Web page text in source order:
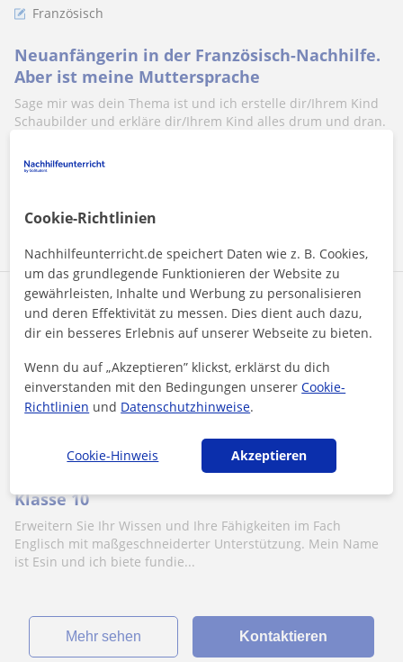
Französisch
Neuanfängerin in der Französisch-Nachhilfe.
Aber ist meine Muttersprache
Sage mir was dein Thema ist und ich erstelle dir/Ihrem Kind
Schaubilder und erkläre dir/Ihrem Kind alles drum und dran.
Mehr sehen
17€/h 1. Lektion kostenlos
Esin
Knittlingen, Bretten, Maulbro...
Ich biete Nachhilfe im Fach Englisch bis
Klasse 10
Erweitern Sie Ihr Wissen und Ihre Fähigkeiten im Fach
Englisch mit maßgeschneiderter Unterstützung. Mein Name
ist Esin und ich biete fundie...
Mehr sehen Kontaktieren
Cookie-Richtlinien
Nachhilfeunterricht.de speichert Daten wie z. B. Cookies,
um das grundlegende Funktionieren der Website zu
gewährleisten, Inhalte und Werbung zu personalisieren
und deren Effektivität zu messen. Dies dient auch dazu,
dir ein besseres Erlebnis auf unserer Webseite zu bieten.
Wenn du auf „Akzeptieren” klickst, erklärst du dich
einverstanden mit den Bedingungen unsererCookie-
Richtlinien und Datenschutzhinweise.
Cookie-Hinweis Akzeptieren